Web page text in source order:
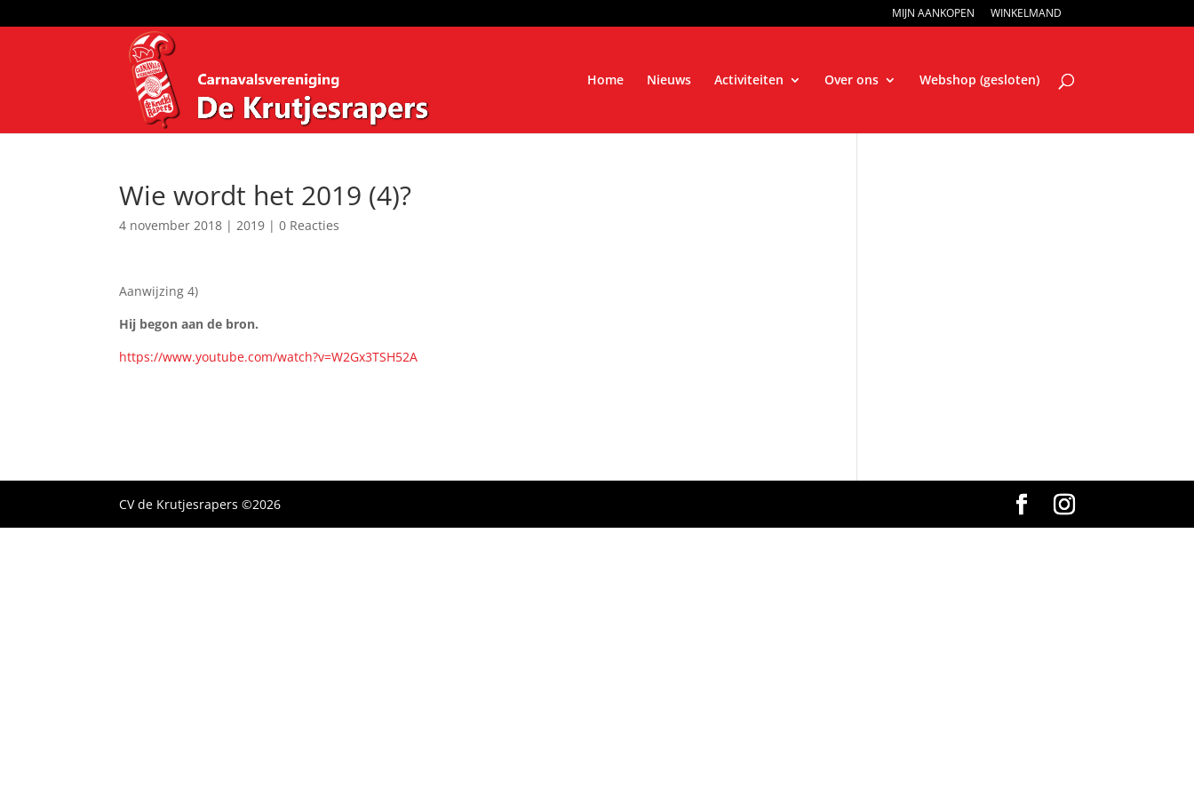
MIJN AANKOPEN WINKELMAND
Home Nieuws Activiteiten Over ons Webshop (gesloten)
Wie wordt het 2019 (4)?
4 november 2018 |2019 |0 Reacties
Aanwijzing 4)
Hij begon aan de bron.
https://www.youtube.com/watch?v=W2Gx3TSH52A
CV de Krutjesrapers ©2026